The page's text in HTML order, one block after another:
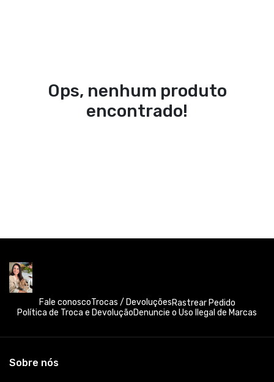
Ops, nenhum produto
encontrado!
Fale conoscoTrocas / DevoluçõesRastrear Pedido
Política de Troca e DevoluçãoDenuncie o Uso Ilegal de Marcas
Sobre nós